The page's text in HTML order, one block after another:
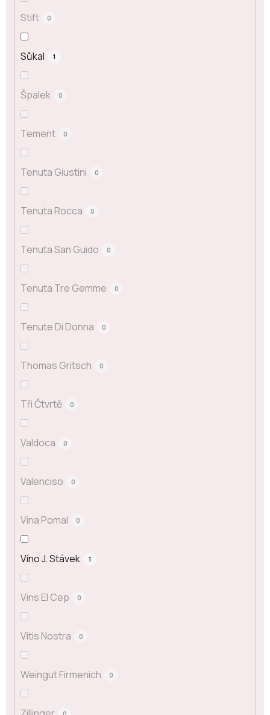
Stift 0
Sůkal 1
Špalek 0
Tement 0
Tenuta Giustini 0
Tenuta Rocca 0
Tenuta San Guido 0
Tenuta Tre Gemme 0
Tenute Di Donna 0
Thomas Gritsch 0
Tři Čtvrtě 0
Valdoca 0
Valenciso 0
Vina Pomal 0
Víno J. Stávek 1
Vins El Cep 0
Vitis Nostra 0
Weingut Firmenich 0